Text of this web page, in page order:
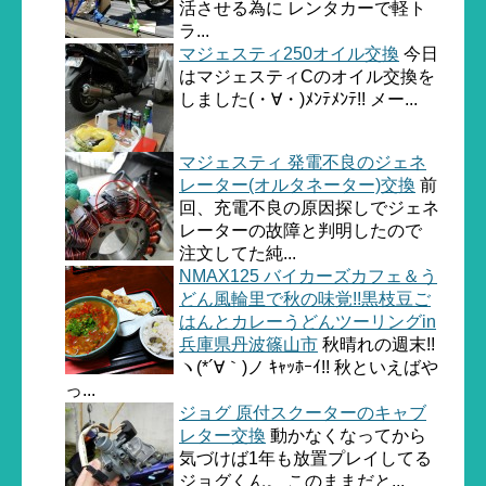
活させる為に レンタカーで軽ト
ラ...
マジェスティ250オイル交換 今日
はマジェスティCのオイル交換を
しました(・∀・)ﾒﾝﾃﾒﾝﾃ!! メー...
マジェスティ 発電不良のジェネ
レーター(オルタネーター)交換 前
回、充電不良の原因探しでジェネ
レーターの故障と判明したので
注文してた純...
NMAX125 バイカーズカフェ＆う
どん風輪里で秋の味覚!!黒枝豆ご
はんとカレーうどんツーリングin
兵庫県丹波篠山市 秋晴れの週末!!
ヽ(*´∀｀)ノ ｷｬｯﾎｰｲ!! 秋といえばや
っ...
ジョグ 原付スクーターのキャブ
レター交換 動かなくなってから
気づけば1年も放置プレイしてる
ジョグくん。 このままだと...